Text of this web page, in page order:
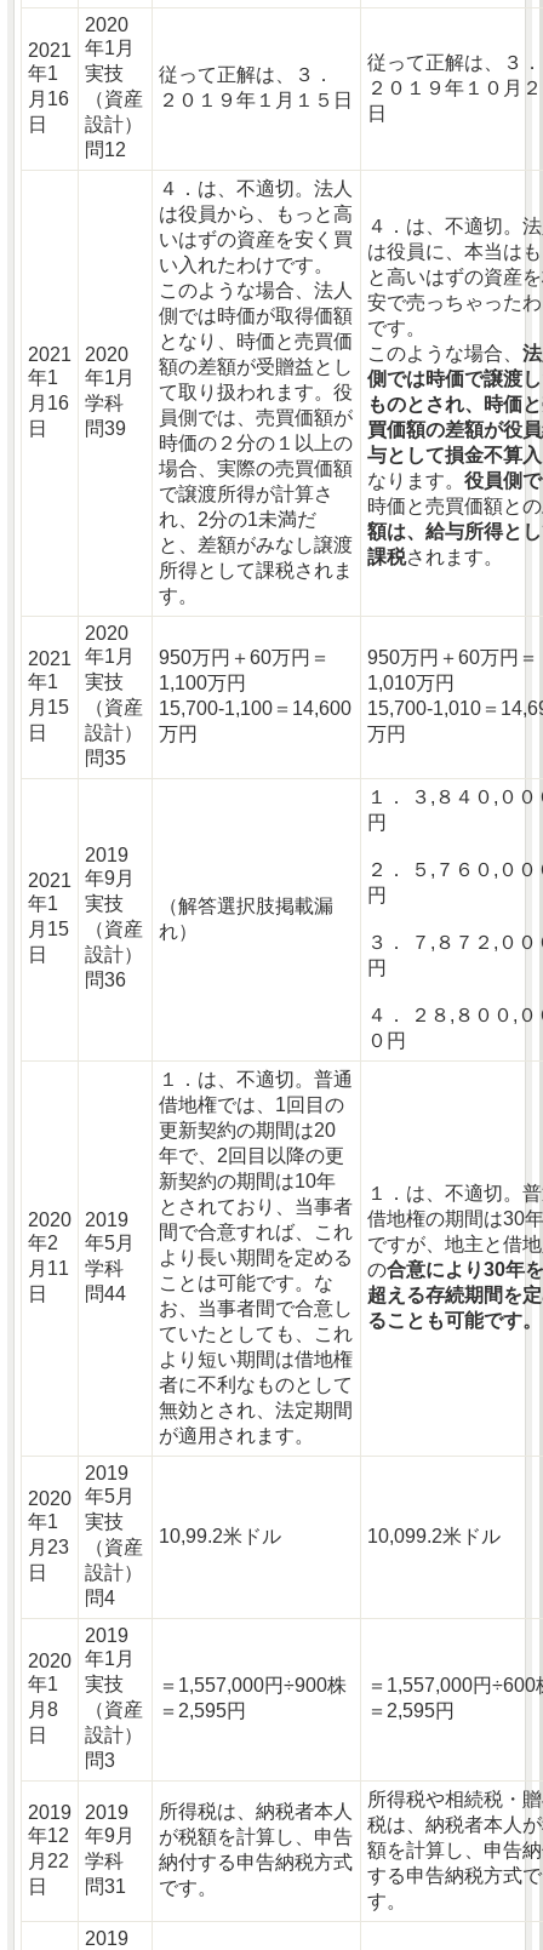
2021
年1
月16
日
2020
年1月
実技
（資産
設計）
問12
従って正解は、３．
２０１９年１月１５日
従って正解は、３．
２０１９年１０月
日
2021
年1
月16
日
2020
年1月
学科
問39
４．は、不適切。法人
は役員から、もっと高
いはずの資産を安く買
い入れたわけです。
このような場合、法人
側では時価が取得価額
となり、時価と売買価
額の差額が受贈益とし
て取り扱われます。役
員側では、売買価額が
時価の２分の１以上の
場合、実際の売買価額
で譲渡所得が計算さ
れ、2分の1未満だ
と、差額がみなし譲渡
所得として課税されま
す。
４．は、不適切。
は役員に、本当は
と高いはずの資産
安で売っちゃった
です。
このような場合、
側では時価で譲渡
ものとされ、時価
買価額の差額が役
与として損金不算入
なります。 役員側
時価と売買価額との
額は、給与所得と
課税されます。
2021
年1
月15
日
2020
年1月
実技
（資産
設計）
問35
950万円＋60万円＝
1,100万円
15,700-1,100＝14,600
万円
950万円＋60万円＝
1,010万円
15,700-1,010＝
万円
2021
年1
月15
日
2019
年9月
実技
（資産
設計）
問36
（解答選択肢掲載漏
れ）
１． ３,８４０,００
円
２． ５,７６０,００
円
３． ７,８７２,００
円
４． ２８,８００,０
０円
2020
年2
月11
日
2019
年5月
学科
問44
１．は、不適切。普通
借地権では、1回目の
更新契約の期間は20
年で、2回目以降の更
新契約の期間は10年
とされており、当事者
間で合意すれば、これ
より長い期間を定める
ことは可能です。な
お、当事者間で合意し
ていたとしても、これ
より短い期間は借地権
者に不利なものとして
無効とされ、法定期間
が適用されます。
１．は、不適切。
借地権の期間は30年
ですが、地主と借
の合意により30年を
超える存続期間を
ることも可能です。
2020
年1
月23
日
2019
年5月
実技
（資産
設計）
問4
10,99.2米ドル 10,099.2米ドル
2020
年1
月8
日
2019
年1月
実技
（資産
設計）
問3
＝1,557,000円÷900株
＝2,595円
＝1,557,000円÷600
＝2,595円
2019
年12
月22
日
2019
年9月
学科
問31
所得税は、納税者本人
が税額を計算し、申告
納付する申告納税方式
です。
所得税や相続税・
税は、納税者本人
額を計算し、申告
する申告納税方式で
す。
2019